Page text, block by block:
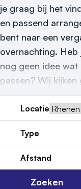
Nieuws
Reviews
Contact
je graag bij het
en passend
bent naar een
overnachting.
nog geen idee wat
passen? Wij
Locatie
Type
Afstand
Zoeken